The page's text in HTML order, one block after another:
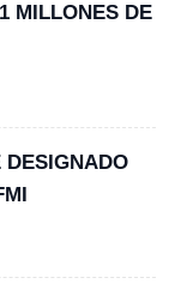
MILLONES DE
DESIGNADO